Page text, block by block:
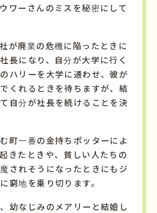
ワーさんのミスを秘密にして
が廃業の危機に陥ったときに
長になり、自分が大学に行く
ハリーを大学に通わせ、彼が
くれるときを待ちますが、結
自分が社長を続けることを決
町一番の金持ちポッターによ
きたときや、貧しい人たちの
されそうになったときにもジ
窮地を乗り切ります。
幼なじみのメアリーと結婚し